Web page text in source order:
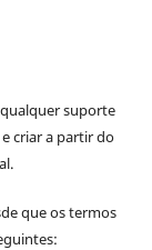
suporte
criar a partir do
que os termos